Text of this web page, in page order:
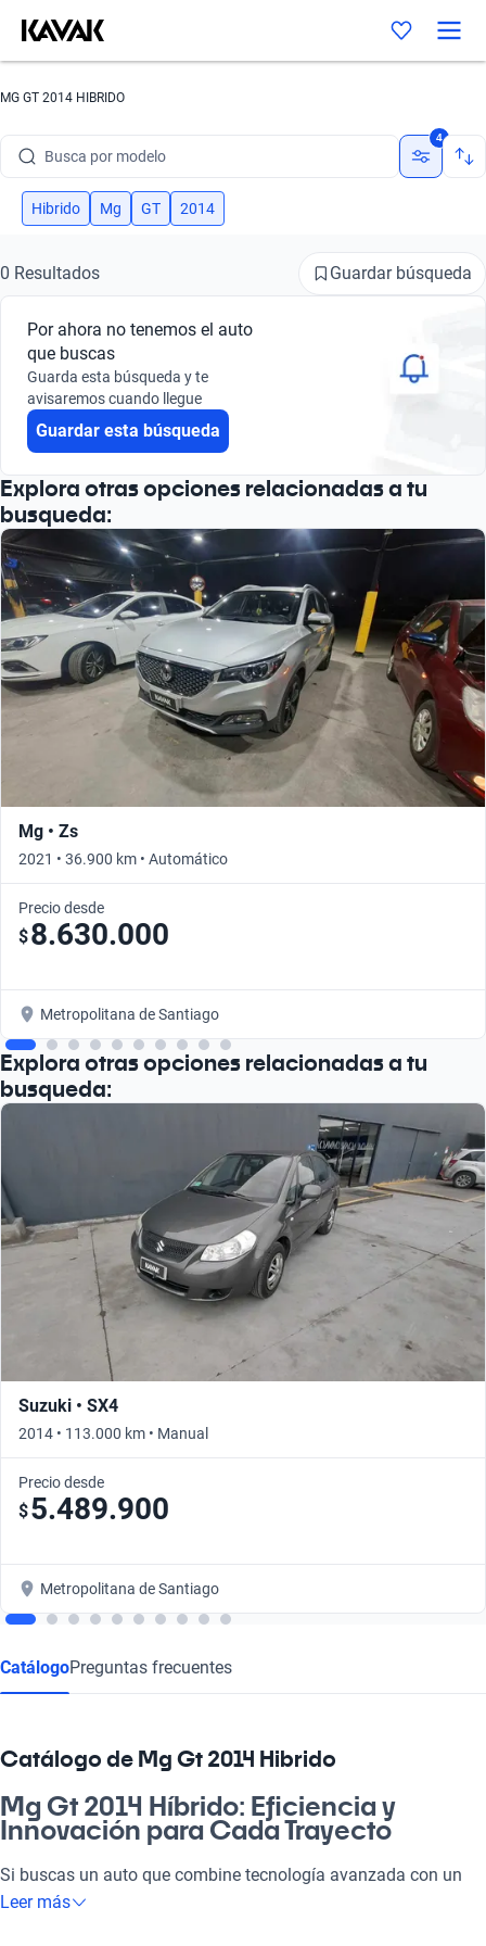
MG GT 2014 HIBRIDO
Busca por modelo
Busca por versión
Busca por marca
Busca por modelo
Busca por versión
4
Hibrido Mg GT 2014
0 Resultados Guardar búsqueda
Por ahora no tenemos el auto
que buscas
Guarda esta búsqueda y te
avisaremos cuando llegue
Guardar esta búsqueda
Explora otras opciones relacionadas a tu
busqueda:
Mg • Zs
2021 • 36.900 km • Automático
Precio desde
$8.630.000
Metropolitana de Santiago
Explora otras opciones relacionadas a tu
busqueda:
Suzuki • SX4
2014 • 113.000 km • Manual
Precio desde
$5.489.900
Metropolitana de Santiago
CatálogoPreguntas frecuentes
Catálogo de Mg Gt 2014 Hibrido
Mg Gt 2014 Híbrido: Eficiencia y
Innovación para Cada Trayecto
Si buscas un auto que combine tecnología avanzada con un
uso eficiente del combustible, el Mg Gt 2014 Híbrido es la
Leer más